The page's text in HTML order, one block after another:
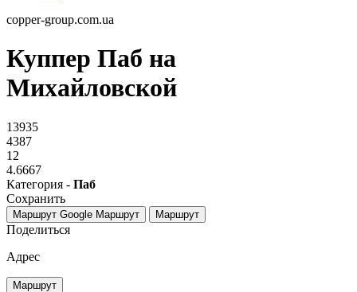
copper-group.com.ua
Куппер Паб на
Михайловской
13935
4387
12
4.6667
Категория - Паб
Сохранить
Маршрут Google Маршрут Маршрут
Поделиться
Адрес
Маршрут